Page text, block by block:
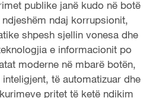
publike janë kudo në botë
ndaj korrupsionit,
shpesh sjellin vonesa dhe
e informacionit po
moderne në mbarë botën,
të automatizuar dhe
pritet të ketë ndikim